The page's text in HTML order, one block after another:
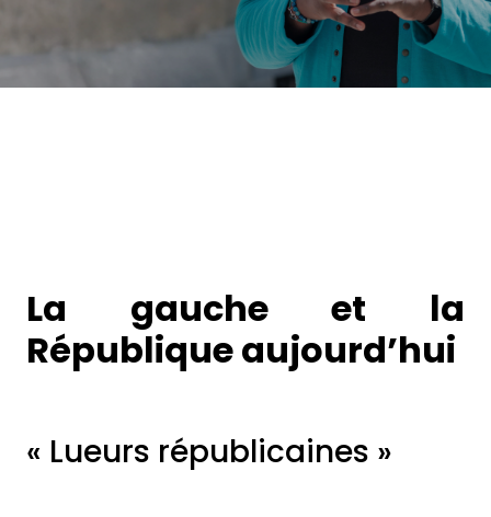
La gauche et la
République aujourd’hui
« Lueurs républicaines »